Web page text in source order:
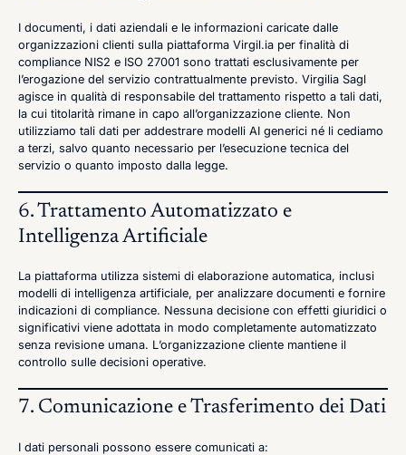
I documenti, i dati aziendali e le informazioni caricate dalle
organizzazioni clienti sulla piattaforma Virgil.ia per finalità di
compliance NIS2 e ISO 27001 sono trattati esclusivamente per
l’erogazione del servizio contrattualmente previsto. Virgilia Sagl
agisce in qualità di responsabile del trattamento rispetto a tali dati,
la cui titolarità rimane in capo all’organizzazione cliente. Non
utilizziamo tali dati per addestrare modelli AI generici né li cediamo
a terzi, salvo quanto necessario per l’esecuzione tecnica del
servizio o quanto imposto dalla legge.
6. Trattamento Automatizzato e
Intelligenza Artificiale
La piattaforma utilizza sistemi di elaborazione automatica, inclusi
modelli di intelligenza artificiale, per analizzare documenti e fornire
indicazioni di compliance. Nessuna decisione con effetti giuridici o
significativi viene adottata in modo completamente automatizzato
senza revisione umana. L’organizzazione cliente mantiene il
controllo sulle decisioni operative.
7. Comunicazione e Trasferimento dei Dati
I dati personali possono essere comunicati a: